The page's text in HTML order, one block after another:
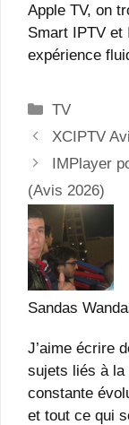
Apple TV, on
Smart IPTV et
expérience
Catégories
TV
XCIPTV
IMPlayer
(Avis 2026)
Sandas
J’aime écrire
sujets liés à la
constante
et tout ce qui